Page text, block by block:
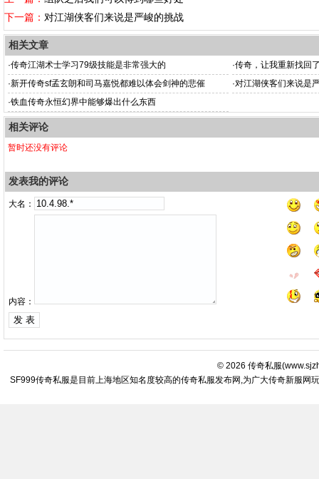
下一篇： 对江湖侠客们来说是严峻的挑战
相关文章
·传奇江湖术士学习79级技能是非常强大的 ·传奇，让我重新找回
·新开传奇sf孟玄朗和司马嘉悦都难以体会剑神的悲催 ·对江湖侠客们来说是
·铁血传奇永恒幻界中能够爆出什么东西
相关评论
暂时还没有评论
发表我的评论
大名：
内容：
© 2026 传奇私服(
SF999传奇私服是目前上海地区知名度较高的传奇私服发布网,为广大传奇新服